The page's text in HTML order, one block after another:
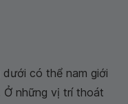
có thể nam giới
những vị trí thoát